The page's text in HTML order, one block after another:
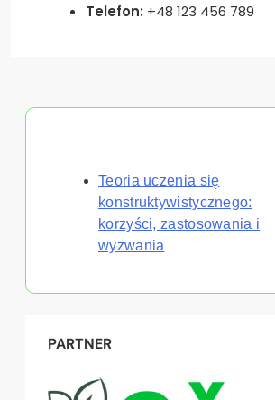
Telefon: +48 123 456 789
Teoria uczenia się
konstruktywistycznego:
korzyści, zastosowania i
wyzwania
PARTNER